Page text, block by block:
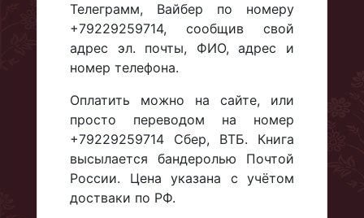
Телеграмм, Вайбер по номеру
+79229259714, сообщив свой
адрес эл. почты, ФИО, адрес и
номер телефона.
Оплатить можно на сайте, или
просто переводом на номер
+79229259714 Сбер, ВТБ. Книга
высылается бандеролью Почтой
России. Цена указана с учётом
достваки по РФ.